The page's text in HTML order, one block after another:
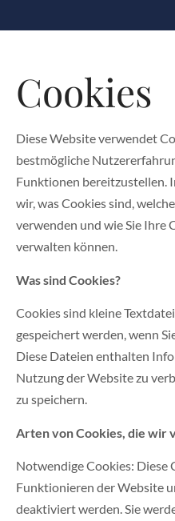
Cookies
Diese Website verwendet
bestmögliche
Funktionen bereitzustellen.
wir, was Cookies sind,
verwenden und wie Sie Ihre
verwalten können.
Was sind Cookies?
Cookies sind kleine
gespeichert werden, wenn
Diese Dateien enthalten
Nutzung der Website zu
zu speichern.
Arten von Cookies, die wir
Notwendige Cookies: Diese
Funktionieren der Website
deaktiviert werden. Sie